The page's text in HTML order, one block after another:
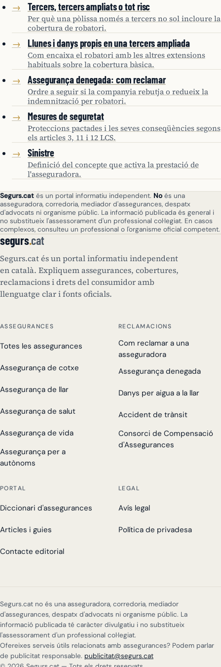
→ Tercers, tercers ampliats o tot risc
Per què una pòlissa només a tercers no sol incloure la
cobertura de robatori.
→ Llunes i danys propis en una tercers ampliada
Com encaixa el robatori amb les altres extensions
habituals sobre la cobertura bàsica.
→ Assegurança denegada: com reclamar
Ordre a seguir si la companyia rebutja o redueix la
indemnització per robatori.
→ Mesures de seguretat
Proteccions pactades i les seves conseqüències segons
els articles 3, 11 i 12 LCS.
→ Sinistre
Definició del concepte que activa la prestació de
l'asseguradora.
Segurs.cat és un portal informatiu independent. No és una
asseguradora, corredoria, mediador d'assegurances, despatx
d'advocats ni organisme públic. La informació publicada és general i
no substitueix l'assessorament d'un professional col·legiat. En casos
complexos, consulteu un professional o l'organisme oficial competent.
segurs.cat
Segurs.cat és un portal informatiu independent
en català. Expliquem assegurances, cobertures,
reclamacions i drets del consumidor amb
llenguatge clar i fonts oficials.
ASSEGURANCES
Totes les assegurances
Assegurança de cotxe
Assegurança de llar
Assegurança de salut
Assegurança de vida
Assegurança per a
autònoms
RECLAMACIONS
Com reclamar a una
asseguradora
Assegurança denegada
Danys per aigua a la llar
Accident de trànsit
Consorci de Compensació
d'Assegurances
PORTAL
Diccionari d'assegurances
Articles i guies
Contacte editorial
LEGAL
Avís legal
Política de privadesa
Segurs.cat no és una asseguradora, corredoria, mediador
d'assegurances, despatx d'advocats ni organisme públic. La
informació publicada té caràcter divulgatiu i no substitueix
l'assessorament d'un professional col·legiat.
Ofereixes serveis útils relacionats amb assegurances? Podem parlar
de publicitat responsable. publicitat@segurs.cat